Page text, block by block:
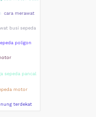
cara merawat
busi sepeda
poligon
sepeda pancal
motor
terdekat